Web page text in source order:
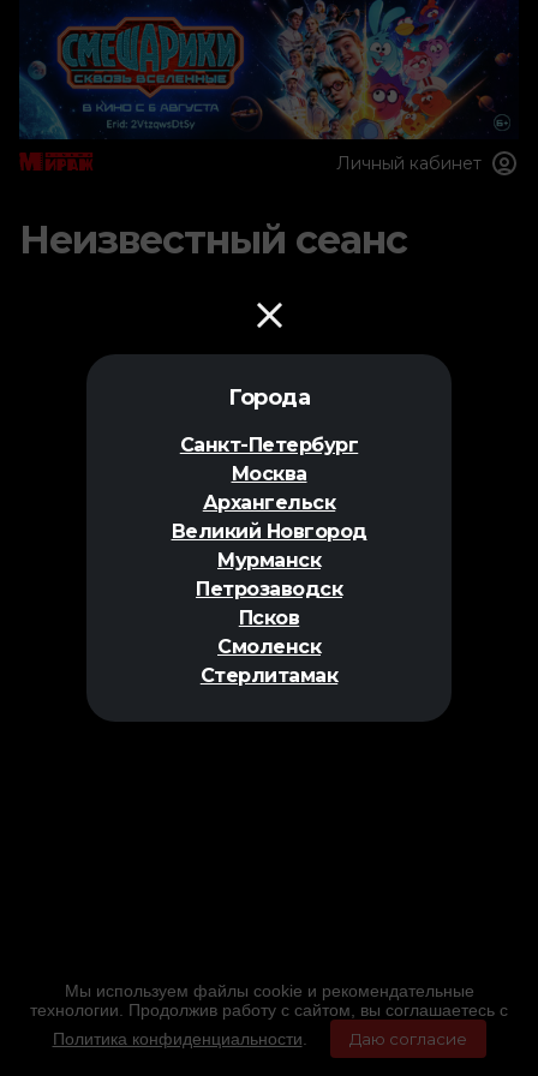
Города
Санкт-Петербург
Москва
Архангельск
Великий Новгород
Мурманск
Петрозаводск
Псков
Смоленск
Стерлитамак
Личный кабинет
Неизвестный сеанс
Мы используем файлы cookie и рекомендательные
технологии. Продолжив работу с сайтом, вы соглашаетесь с
Политика конфиденциальности
Даю согласие